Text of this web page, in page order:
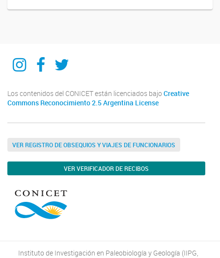
IIPGIIPG
IIPG
Los contenidos del CONICET están licenciados bajo Creative
Commons Reconocimiento 2.5 Argentina License
VER REGISTRO DE OBSEQUIOS Y VIAJES DE FUNCIONARIOS
VER VERIFICADOR DE RECIBOS
Instituto de Investigación en Paleobiología y Geología (IIPG,